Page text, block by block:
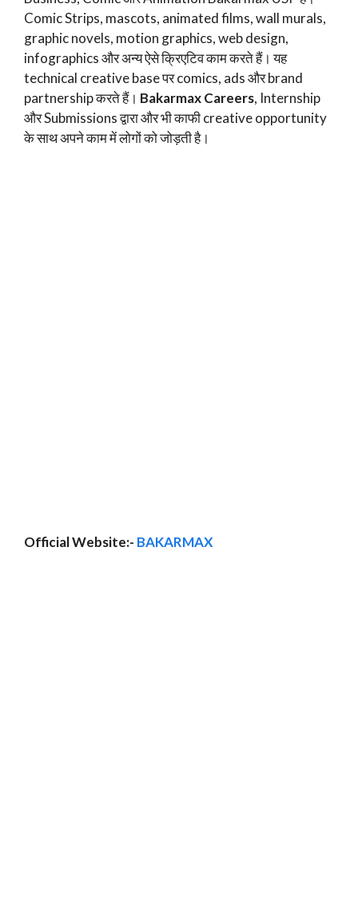
Comic Strips, mascots, animated films, wall murals,
graphic novels, motion graphics, web design,
infographics और अन्य ऐसे क्रिएटिव काम करते हैं। यह
technical creative base पर comics, ads और brand
partnership करते हैं। Bakarmax Careers, Internship
और Submissions द्वारा और भी काफी creative opportunity
के साथ अपने काम में लोगों को जोड़ती है।
Official Website:- BAKARMAX